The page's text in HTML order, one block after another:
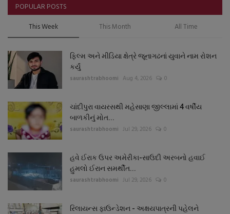
POPULAR POSTS
This Week This Month All Time
ફિલ્મ અને મીડિયા ક્ષેત્રે જૂનાગઢનાં યુવાને નામ રોશન
કર્યું
saurashtrabhoomi Aug 4, 2026 0
ચાંદીપુરા વાયરસથી મહેસાણા જીલ્લામાં 4 વર્ષીય
બાળકીનું મોત...
saurashtrabhoomi Jul 29, 2026 0
હવે ઈરાક ઉપર અમેરીકા-સાઉદી અરબનો હવાઈ
હુમલો ઈરાન સમર્થીત...
saurashtrabhoomi Jul 29, 2026 0
રિલાયન્સ ફાઉન્ડેશન - અક્ષયપાત્રની પહેલને